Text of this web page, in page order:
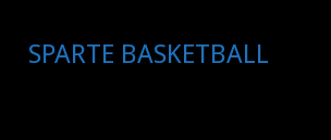
SPARTE BASKETBALL